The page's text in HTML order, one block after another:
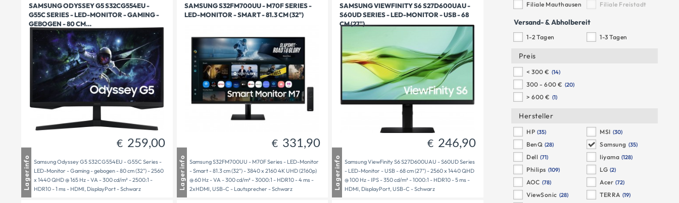
SAMSUNG ODYSSEY G5 S32CG554EU -
G55C SERIES - LED-MONITOR - GAMING -
GEBOGEN - 80 CM…
€ 259,00
Samsung Odyssey G5 S32CG554EU - G55C Series -
LED-Monitor - Gaming - gebogen - 80 cm (32") - 2560
x 1440 QHD @ 165 Hz - VA - 300 cd/m² - 2500:1 -
HDR10 - 1 ms - HDMI, DisplayPort - Schwarz
259,00
Lagerinfo
SAMSUNG S32FM700UU - M70F SERIES -
LED-MONITOR - SMART - 81.3 CM (32")
€ 331,90
Samsung S32FM700UU - M70F Series - LED-Monitor
- Smart - 81.3 cm (32") - 3840 x 2160 4K UHD (2160p)
@ 60 Hz - VA - 300 cd/m² - 3000:1 - HDR10 - 4 ms -
2xHDMI, USB-C - Lautsprecher - Schwarz
331,90
Freistadt
Versandbereit 1 - 3 Tage Lieferzeit Lagerinfo
SAMSUNG VIEWFINITY S6 S27D600UAU -
S60UD SERIES - LED-MONITOR - USB - 68
CM (27")
€ 246,90
Samsung ViewFinity S6 S27D600UAU - S60UD Series
- LED-Monitor - USB - 68 cm (27") - 2560 x 1440 QHD
@ 100 Hz - IPS - 350 cd/m² - 1000:1 - HDR10 - 5 ms -
HDMI, DisplayPort, USB-C - Schwarz
€246,90
Freistadt
Versandbereit 1 - 3 Tage Lieferzeit Lagerinfo
Filiale Mauthausen Filiale Freistadt
Versand- & Abholbereit
1-2 Tagen 1-3 Tagen
Preis
< 300 € (14)
300 - 600 € (20)
> 600 € (1)
Hersteller
HP (35) MSI (30)
BenQ (28) Samsung (35)
Dell (71) Iiyama (128)
Philips (109) LG (2)
AOC (78) Acer (72)
ViewSonic (28) TERRA (19)